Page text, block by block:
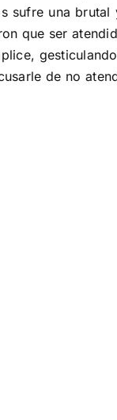
sufre una
que ser
de no